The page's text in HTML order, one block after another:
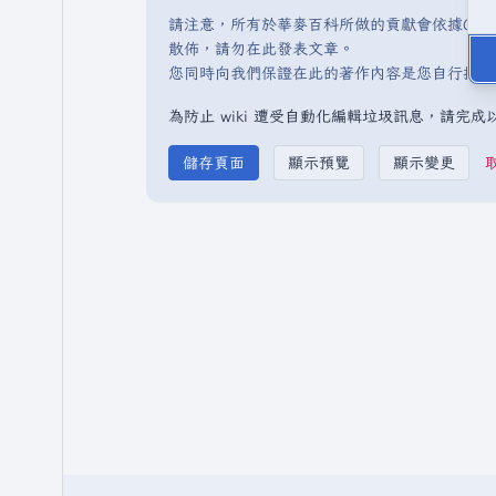
請注意，所有於華麥百科所做的貢獻會依據
散佈，請勿在此發表文章。
您同時向我們保證在此的著作內容是您自行撰
為防止 wiki 遭受自動化編輯垃圾訊息，請完成